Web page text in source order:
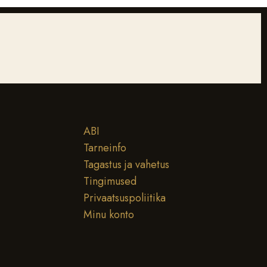
ABI
Tarneinfo
Tagastus ja vahetus
Tingimused
Privaatsuspoliitika
Minu konto